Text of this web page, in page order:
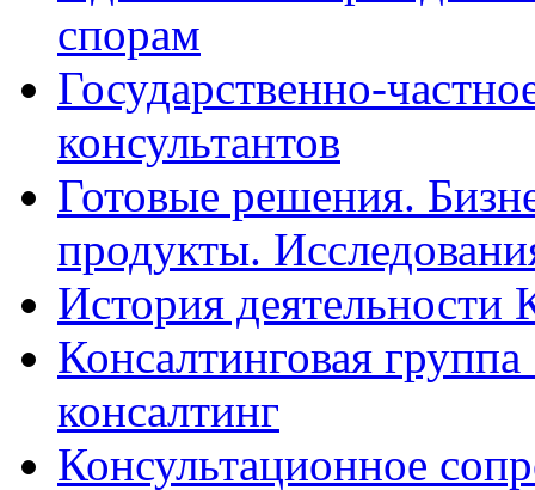
спорам
Государственно-
консультантов
Готовые решения.
продукты.
История деятельности
Консалтинговая
консалтинг
Консультационное